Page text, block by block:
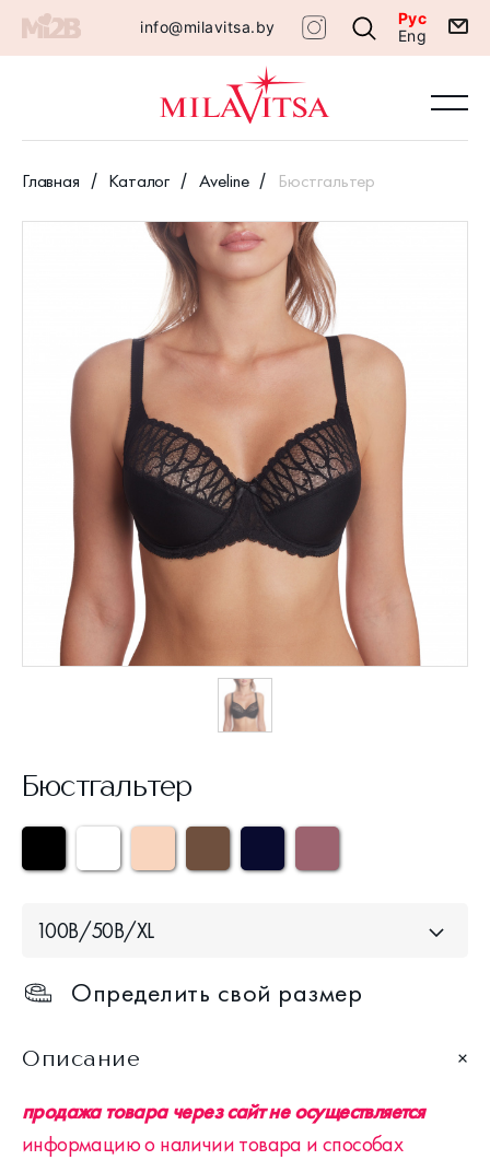
info@milavitsa.by
Рус
Eng
Главная Каталог Aveline Бюстгальтер
Бюстгальтер
100B/50B/XL
Определить свой размер
Описание
продажа товара через сайт не осуществляется
информацию о наличии товара и способах